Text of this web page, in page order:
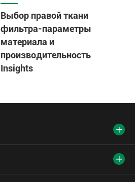
Выбор правой ткани
фильтра-параметры
материала и
производительность
Insights

